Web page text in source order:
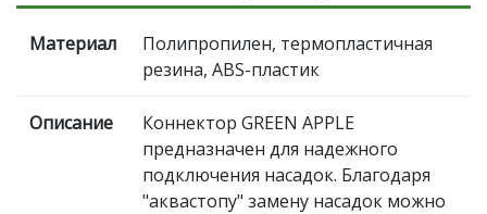
Материал
Полипропилен, термопластичная
резина, ABS-пластик
Описание
Коннектор GREEN APPLE
предназначен для надежного
подключения насадок. Благодаря
"аквастопу" замену насадок можно